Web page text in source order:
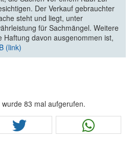
Der Verkauf gebrauchter
steht und liegt, unter
für Sachmängel. Weitere
Haftung davon ausgenommen ist,
(link)
83 mal aufgerufen.